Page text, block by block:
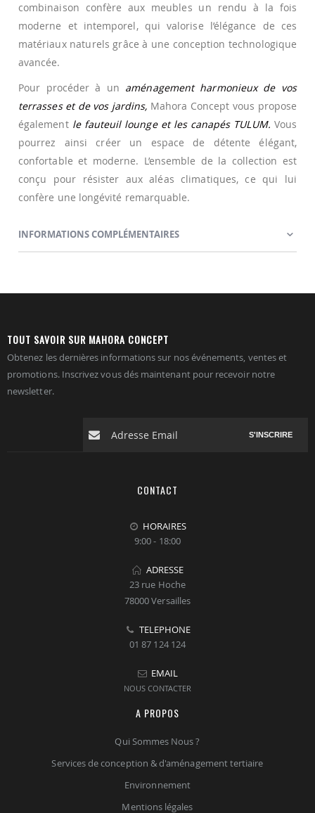
combinaison confère aux meubles un rendu à la fois
moderne et intemporel, qui valorise l’élégance de ces
matériaux naturels grâce à une conception technologique
avancée.
Pour procéder à un aménagement harmonieux de vos
terrasses et de vos jardins, Mahora Concept vous propose
également le fauteuil lounge et les canapés TULUM. Vous
pourrez ainsi créer un espace de détente élégant,
confortable et moderne. L’ensemble de la collection est
conçu pour résister aux aléas climatiques, ce qui lui
confère une longévité remarquable.
INFORMATIONS COMPLÉMENTAIRES
TOUT SAVOIR SUR MAHORA CONCEPT
Obtenez les dernières informations sur nos événements, ventes et
promotions. Inscrivez vous dés maintenant pour recevoir notre
newsletter.
S'INSCRIRE
CONTACT
HORAIRES
9:00 - 18:00
ADRESSE
23 rue Hoche
78000 Versailles
TELEPHONE
01 87 124 124
EMAIL
NOUS CONTACTER
A PROPOS
Qui Sommes Nous ?
Services de conception & d'aménagement tertiaire
Environnement
Mentions légales